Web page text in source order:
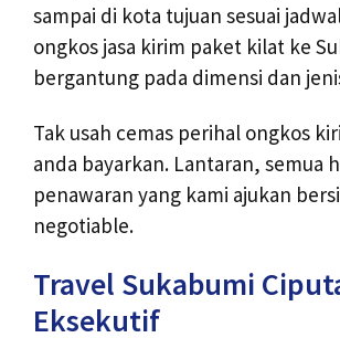
sampai di kota tujuan sesuai
ongkos jasa kirim paket kilat ke
bergantung pada dimensi dan
Tak usah cemas perihal ongkos
anda bayarkan. Lantaran, semua
penawaran yang kami ajukan
negotiable.
Travel Sukabumi
Eksekutif